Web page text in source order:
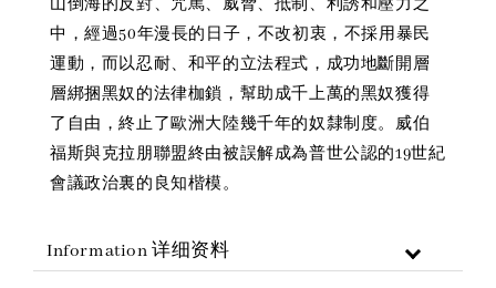
山倒海的反對、咒駡、威脅、抵制、利誘和壓力之
中，經過50年漫長的日子，不改初衷，不採用暴民
運動，而以忍耐、和平的立法程式，成功地斷開層
層綁捆黑奴的法律枷鎖，幫助成千上萬的黑奴獲得
了自由，終止了歐洲大陸幾千年的奴隸制度。威伯
福斯與克拉朋聯盟終由被誤解成為普世公認的19世紀
會議政治裏的良知楷模。
Information 详细资料